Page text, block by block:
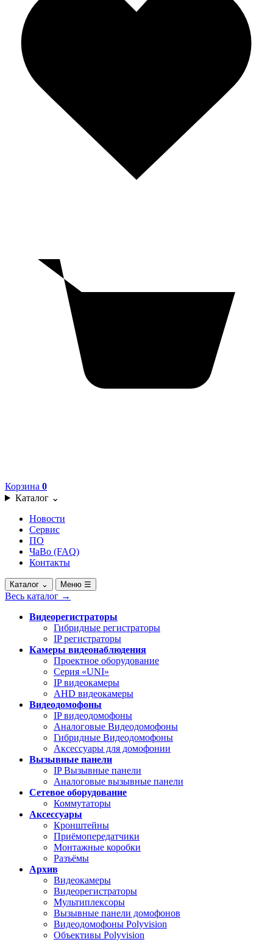
Корзина 0
Каталог ⌄
Новости
Сервис
ПО
ЧаВо (FAQ)
Контакты
Каталог ⌄ Меню ☰
Весь каталог →
Видеорегистраторы
Гибридные регистраторы
IP регистраторы
Камеры видеонаблюдения
Проектное оборудование
Серия «UNI»
IP видеокамеры
AHD видеокамеры
Видеодомофоны
IP видеодомофоны
Аналоговые Видеодомофоны
Гибридные Видеодомофоны
Аксессуары для домофонии
Вызывные панели
IP Вызывные панели
Аналоговые вызывные панели
Сетевое оборудование
Коммутаторы
Аксессуары
Кронштейны
Приёмопередатчики
Монтажные коробки
Разъёмы
Архив
Видеокамеры
Видеорегистраторы
Мультиплексоры
Вызывные панели домофонов
Видеодомофоны Polyvision
Объективы Polyvision